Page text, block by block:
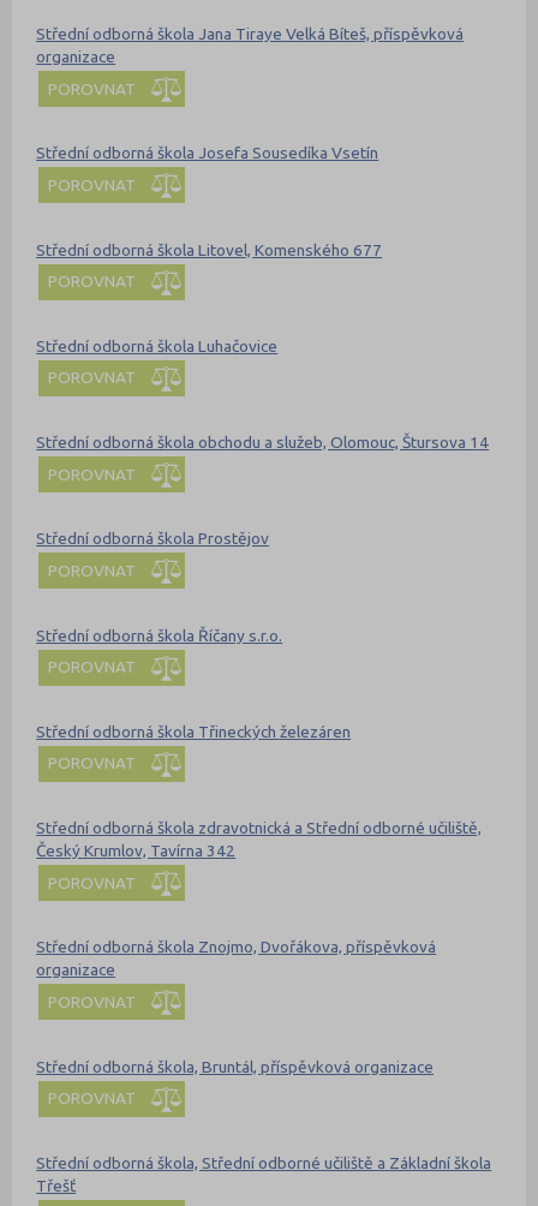
Střední odborná škola Jana Tiraye Velká Bíteš, příspěvková
organizace
POROVNAT
Střední odborná škola Josefa Sousedíka Vsetín
POROVNAT
Střední odborná škola Litovel, Komenského 677
POROVNAT
Střední odborná škola Luhačovice
POROVNAT
Střední odborná škola obchodu a služeb, Olomouc, Štursova 14
POROVNAT
Střední odborná škola Prostějov
POROVNAT
Střední odborná škola Říčany s.r.o.
POROVNAT
Střední odborná škola Třineckých železáren
POROVNAT
Střední odborná škola zdravotnická a Střední odborné učiliště,
Český Krumlov, Tavírna 342
POROVNAT
Střední odborná škola Znojmo, Dvořákova, příspěvková
organizace
POROVNAT
Střední odborná škola, Bruntál, příspěvková organizace
POROVNAT
Střední odborná škola, Střední odborné učiliště a Základní škola
Třešť